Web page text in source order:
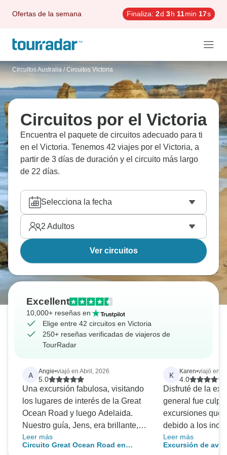
Ofertas de la semana Finaliza: 2d 3h 11min 16s
Circuitos Australia / Circuitos Victoria
Circuitos por el Victoria
Encuentra el paquete de circuitos adecuado para ti
en el Victoria. Tenemos 42 viajes por el Victoria, a
partir de 3 días de duración y el circuito más largo
de 22 días.
Selecciona la fecha
2 Adultos
Ver circuitos
Excellent
10,000+ reseñas en
Elige entre 42 circuitos en Victoria
250+ reseñas verificadas de viajeros de
TourRadar
A Angie•viajó en Abril, 2026
5.0
Una excursión fabulosa, visitando
los lugares de interés de la Great
Ocean Road y luego Adelaida.
Nuestro guía, Jens, era brillante,
muy informado, amable y con un
gran sentido del humor. Nos
Leer más
Circuito Great Ocean Road en
K Karen•viajó en
4.0
Disfruté de la
general fue
excursiones que
debido a los
estuvo bien,
Leer más
Excursión de